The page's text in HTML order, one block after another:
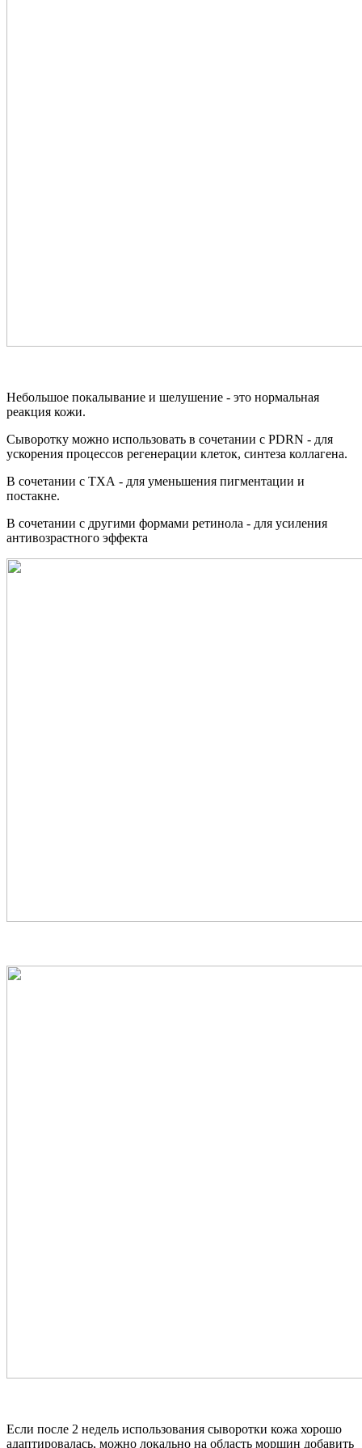
Небольшое покалывание и шелушение - это нормальная
реакция кожи.
Сыворотку можно использовать в сочетании с PDRN - для
ускорения процессов регенерации клеток, синтеза коллагена.
В сочетании с ТХА - для уменьшения пигментации и
постакне.
В сочетании с другими формами ретинола - для усиления
антивозрастного эффекта
Если после 2 недель использования сыворотки кожа хорошо
адаптировалась, можно локально на область морщин добавить